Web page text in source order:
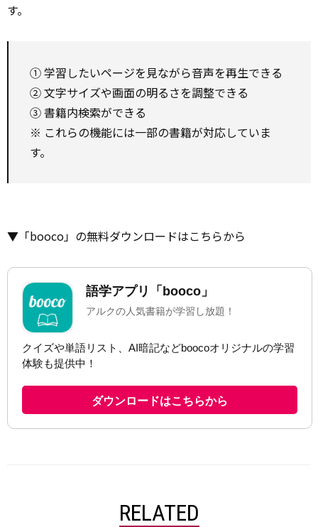
す。
① 学習したいページを見ながら音声を再生できる
② 文字サイズや画面の明るさを調整できる
③ 書籍内検索ができる
※ これらの機能には一部の書籍が対応していま
す。
▼「booco」の無料ダウンロードはこちらから
RELATED